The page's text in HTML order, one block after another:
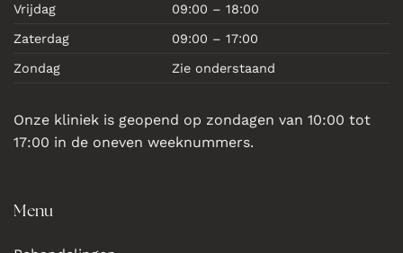
Vrijdag 09:00 – 18:00
Zaterdag 09:00 – 17:00
Zondag Zie onderstaand
Onze kliniek is geopend op zondagen van 10:00 tot
17:00 in de oneven weeknummers.
Menu